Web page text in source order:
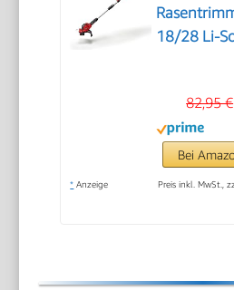
18/28 Li-
82,95 €
Bei
* Anzeige Preis inkl. MwSt.,